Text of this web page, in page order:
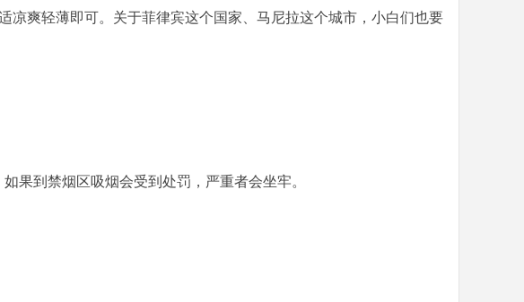
凉爽轻薄即可。关于菲律宾这个国家、马尼拉这个城市，小白们也要
果到禁烟区吸烟会受到处罚，严重者会坐牢。